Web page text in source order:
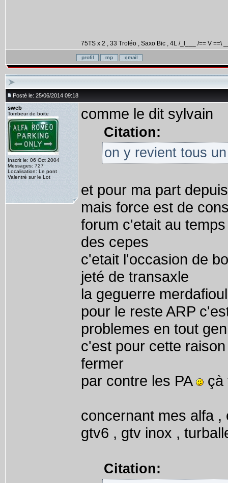
75TS x 2 , 33 Troféo , Saxo Bic , 4L /_l___ /== V ==\
Posté le: 25/06/2014 09:18
sweb
Tombeur de boite
Inscrit le: 06 Oct 2004
Messages: 727
Localisation: Le pont
Valentré sur le Lot
comme le dit sylvain
Citation:
on y revient tous
et pour ma part
mais force est de
forum c'etait au
des cepes
c'etait l'occasion de
jeté de transaxle
la geguerre
pour le reste ARP
problemes en tout
c'est pour cette
fermer
par contre les PA
çà
concernant mes alfa
gtv6 , gtv inox ,
Citation: